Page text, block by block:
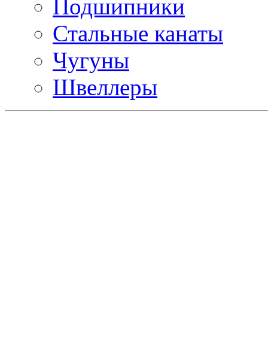
Подшипники
Стальные канаты
Чугуны
Швеллеры